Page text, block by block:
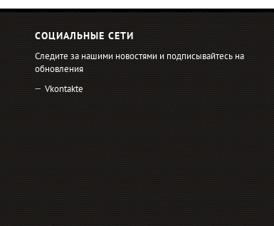
СОЦИАЛЬНЫЕ СЕТИ
Следите за нашими новостями и подписывайтесь на
обновления
Vkontakte